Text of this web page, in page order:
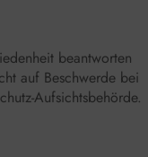
beantworten
auf Beschwerde bei
Aufsichtsbehörde.